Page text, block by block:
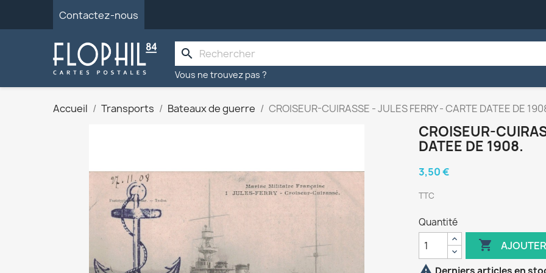
Contactez-nous
search
Vous ne trouvez pas ?
Accueil Transports Bateaux de guerre CROISEUR-CUIRASSE - JULES FERRY - CARTE DATEE DE
CROISEUR-
DATEE DE 1908.
3,50 €
TTC
Quantité
